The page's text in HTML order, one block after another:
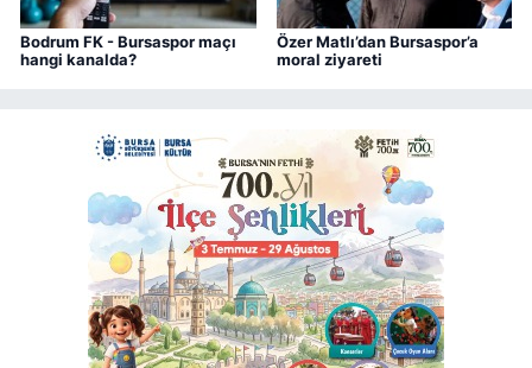
Bodrum FK - Bursaspor maçı
hangi kanalda?
Özer Matlı’dan Bursaspor’a
moral ziyareti